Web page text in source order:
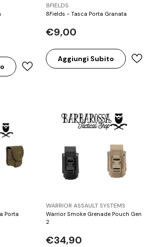
BRAND:
8FIELDS
8Fields - Tasca Porta Granata
€9,00
Aggiungi Subito
Porta
BRAND:
WARRIOR ASSAULT SYSTEMS
Warrior Smoke Grenade Pouch Gen
2
€34,90